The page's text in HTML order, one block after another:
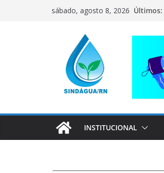
sábado, agosto 8, 2026 Últimos:
INSTITUCIONAL